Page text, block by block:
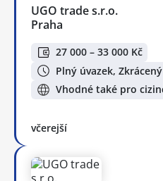
UGO trade s.r.o.
Praha
27 000 – 33 000 Kč
Plný úvazek,
Vhodné také pro
včerejší